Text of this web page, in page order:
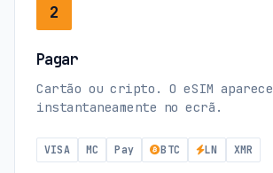
2
Pagar
Cartão ou cripto. O eSIM aparece
instantaneamente no ecrã.
VISA MC Pay BTC LN XMR